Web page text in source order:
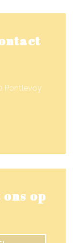
Pontlevoy((opent
((opent in een
op